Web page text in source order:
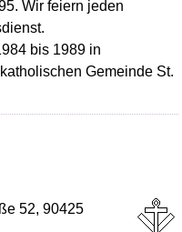
Wir feiern jeden
bis 1989 in
Gemeinde St.
52, 90425